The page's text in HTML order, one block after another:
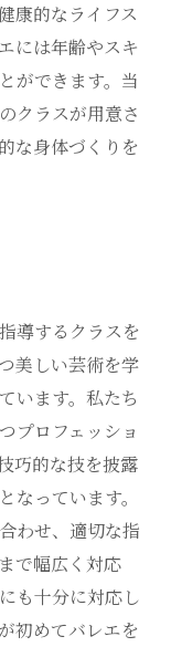
康的なライフス
には年齢やスキ
ができます。当
クラスが用意さ
な身体づくりを
導するクラスを
美しい芸術を学
います。私たち
プロフェッショ
巧的な技を披露
なっています。
わせ、適切な指
で幅広く対応
も十分に対応し
初めてバレエを